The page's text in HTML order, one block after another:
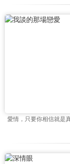
愛情，只要你相信就是